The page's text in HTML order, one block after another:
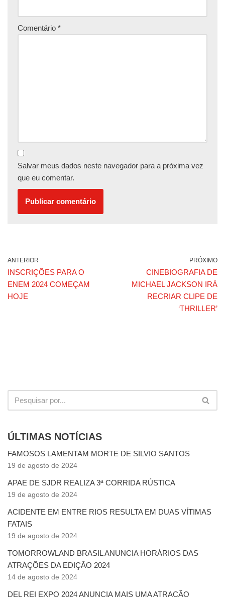
Comentário *
Salvar meus dados neste navegador para a próxima vez
que eu comentar.
ANTERIOR
INSCRIÇÕES PARA O
ENEM 2024 COMEÇAM
HOJE
PRÓXIMO
CINEBIOGRAFIA DE
MICHAEL JACKSON IRÁ
RECRIAR CLIPE DE
‘THRILLER’
ÚLTIMAS NOTÍCIAS
FAMOSOS LAMENTAM MORTE DE SILVIO SANTOS
19 de agosto de 2024
APAE DE SJDR REALIZA 3ª CORRIDA RÚSTICA
19 de agosto de 2024
ACIDENTE EM ENTRE RIOS RESULTA EM DUAS VÍTIMAS
FATAIS
19 de agosto de 2024
TOMORROWLAND BRASIL ANUNCIA HORÁRIOS DAS
ATRAÇÕES DA EDIÇÃO 2024
14 de agosto de 2024
DEL REI EXPO 2024 ANUNCIA MAIS UMA ATRAÇÃO